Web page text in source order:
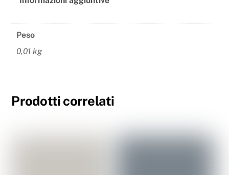
Peso
0,01 kg
Prodotti correlati